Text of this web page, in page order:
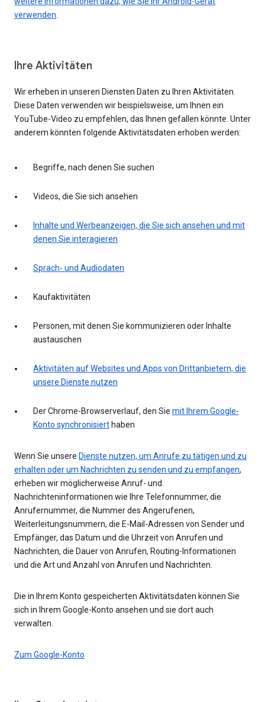
verwenden.
Ihre Aktivitäten
Wir erheben in unseren Diensten Daten zu Ihren Aktivitäten.
Diese Daten verwenden wir beispielsweise, um Ihnen ein
YouTube-Video zu empfehlen, das Ihnen gefallen könnte. Unter
anderem könnten folgende Aktivitätsdaten erhoben werden:
Begriffe, nach denen Sie suchen
Videos, die Sie sich ansehen
Inhalte und Werbeanzeigen, die Sie sich ansehen und mit
denen Sie interagieren
Sprach- und Audiodaten
Kaufaktivitäten
Personen, mit denen Sie kommunizieren oder Inhalte
austauschen
Aktivitäten auf Websites und Apps von Drittanbietern, die
unsere Dienste nutzen
Der Chrome-Browserverlauf, den Sie mit Ihrem Google-
Konto synchronisiert haben
Wenn Sie unsere Dienste nutzen, um Anrufe zu tätigen und zu
erhalten oder um Nachrichten zu senden und zu empfangen,
erheben wir möglicherweise Anruf- und
Nachrichteninformationen wie Ihre Telefonnummer, die
Anrufernummer, die Nummer des Angerufenen,
Weiterleitungsnummern, die E-Mail-Adressen von Sender und
Empfänger, das Datum und die Uhrzeit von Anrufen und
Nachrichten, die Dauer von Anrufen, Routing-Informationen
und die Art und Anzahl von Anrufen und Nachrichten.
Die in Ihrem Konto gespeicherten Aktivitätsdaten können Sie
sich in Ihrem Google-Konto ansehen und sie dort auch
verwalten.
Zum Google-Konto